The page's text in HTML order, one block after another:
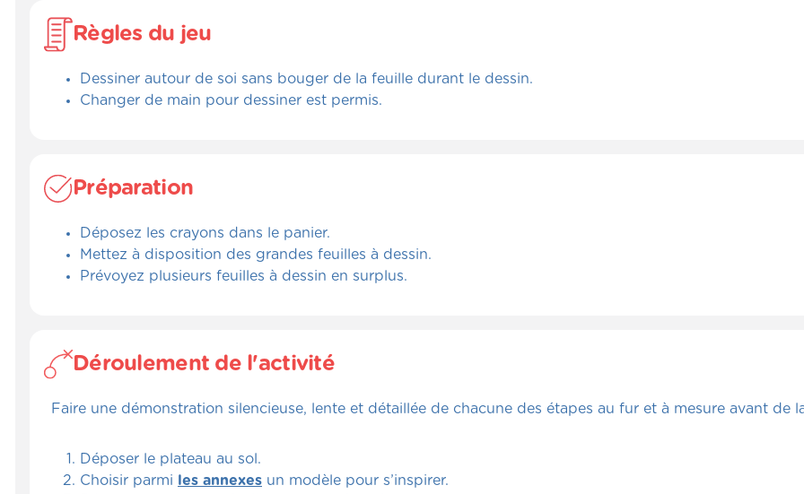
Règles du jeu
Dessiner autour de soi sans bouger de la feuille durant le dessin.
Changer de main pour dessiner est permis.
Préparation
Déposez les crayons dans le panier.
Mettez à disposition des grandes feuilles à dessin.
Prévoyez plusieurs feuilles à dessin en surplus.
Déroulement de l'activité
Faire une démonstration silencieuse, lente et détaillée de chacune des étapes au fur et à mesure avant de
Déposer le plateau au sol.
Choisir parmi les annexes un modèle pour s’inspirer.